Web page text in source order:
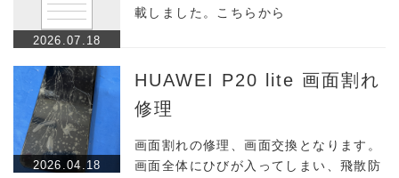
2026.07.18
載しました。こちらから
2026.04.18
HUAWEI P20 lite 画面割れ
修理
画面割れの修理、画面交換となります。
画面全体にひびが入ってしまい、飛散防